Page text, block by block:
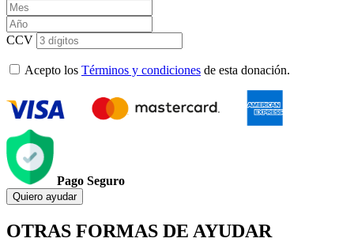
CCV
Acepto los Términos y condiciones de esta donación.
Pago Seguro
Quiero ayudar
OTRAS FORMAS DE AYUDAR